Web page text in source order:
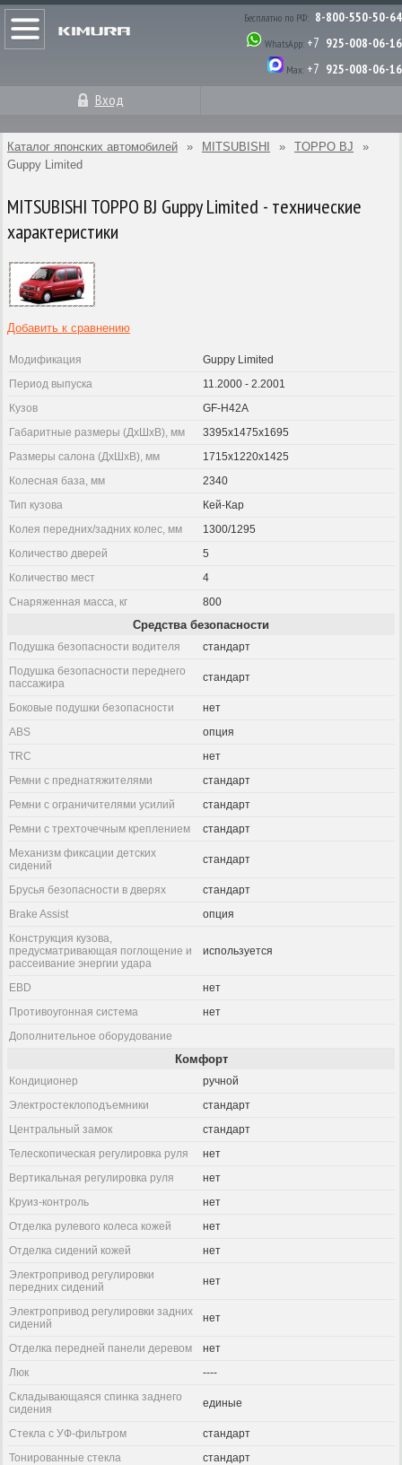
Бесплатно по РФ: 8-800-550-50-64
WhatsApp: +7 925-008-06-16
Max: +7 925-008-06-16
Вход
Каталог японских автомобилей » MITSUBISHI » TOPPO BJ
»
Guppy Limited
MITSUBISHI TOPPO BJ Guppy Limited - технические
характеристики
Добавить к сравнению
Модификация
Guppy Limited
Период выпуска
11.2000 - 2.2001
Кузов
GF-H42A
Габаритные размеры (ДхШхВ), мм
3395x1475x1695
Размеры салона (ДхШхВ), мм
1715x1220x1425
Колесная база, мм
2340
Тип кузова
Кей-Кар
Колея передних/задних колес, мм
1300/1295
Количество дверей
5
Количество мест
4
Снаряженная масса, кг
800
Средства безопасности
Подушка безопасности водителя
стандарт
Подушка безопасности переднего
пассажира
стандарт
Боковые подушки безопасности
нет
ABS
опция
TRC
нет
Ремни с преднатяжителями
стандарт
Ремни с ограничителями усилий
стандарт
Ремни с трехточечным креплением
стандарт
Механизм фиксации детских
сидений
стандарт
Брусья безопасности в дверях
стандарт
Brake Assist
опция
Конструкция кузова,
предусматривающая поглощение и
рассеивание энергии удара
используется
EBD
нет
Противоугонная система
нет
Дополнительное оборудование
Комфорт
Кондиционер
ручной
Электростеклоподъемники
стандарт
Центральный замок
стандарт
Телескопическая регулировка руля
нет
Вертикальная регулировка руля
нет
Круиз-контроль
нет
Отделка рулевого колеса кожей
нет
Отделка сидений кожей
нет
Электропривод регулировки
передних сидений
нет
Электропривод регулировки задних
сидений
нет
Отделка передней панели деревом
нет
Люк
----
Складывающаяся спинка заднего
сидения
единые
Стекла с УФ-фильтром
стандарт
Тонированные стекла
стандарт